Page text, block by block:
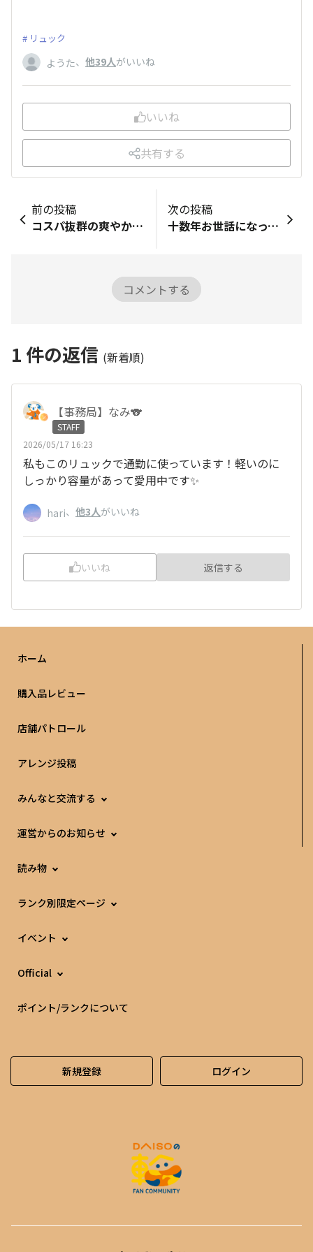
リュック
ようた、 他39人がいいね
いいね
共有する
前の投稿
​コスパ抜群の爽やかなヒノキ精油！​アロマオイルについて色々調べていたら、スタプロのヒノキ精油がとても良いと書いていらした方がいて、以来愛用中。我が家では、アロマストーンに垂らしたり、トイレットペーパーの芯に垂らしたりして使っています。購入品レビュー■「購入品レビュー」で…自分で記録をつける・シェアする！■商品の「バーコード」を撮影して、写真をアップロードしてね。バーコードがはっきり分かるように撮影してね📷■商品全体の写真を撮影してね！■この商品のおすすめ度は？5■購入した理由を教えて♪その他■この商品のおすすめポイントを教えて✍とにかくコスパがいい！税込550円はお買い得です！記録ありがとうございます♪ぜひ「DAISOの輪」の仲間にもシェアしてね！記録の振り返りシェアは下のボタンから！▼
次の投稿
十数年お世話になっている私の愛車（自転車のことですｗ）ですが、流石にこの年数が経つとあちこちガタが来ます。数か月前、真剣に新しい自転車を購入してしまうか、パーツを買いかえるか悩んだ末、サドル（純正品）とバッテリーを購入し、サドルを交換したらなんと快適なこと。元通りとは行きませんでしたが、快適さは戻りました。そんな愛車を長く使うため、普段から油差しや錆取りなどのメンテナンスも行っているのですが、今回DAISOで便利なアイテムを発見しました。それが「三面チェーンブラシ」です。このブラシは名前の通り、チェーンを三方向から同時に掃除できる構造になっておりチェーンに挟んで横に動かすだけで簡単に汚れを落とせます。反対側には刷毛状のブラシも付いていて電動部分など細かい場所の掃除にも便利でした。私はチェーンカバーを外す必要があるタイプなので少し手間はありますが、それでも以前よりかなり楽に掃除できるようになりました。難点を挙げるなら、掃除後のブラシ自体がかなり汚れることくらい。私はパッケージごと持ち歩いています。それでも、掃除と注油をした後の自転車は本当に快適で、「買ってよかった」と感じています。愛車を大切にメンテナンスしたい方は、ぜひDAISOの自転車コーナーをチェックしてみてください♪購入品レビュー■商品の「バーコード」を撮影して、写真をアップロードしてね。バーコードがはっきり分かるように撮影してね📷■商品全体の写真を撮影してね！■この商品のおすすめ度は？5■購入した理由を教えて♪SNSでバズっていて気になった！📱■この商品のおすすめポイントを教えて✍あなたの自転車メンテナンスを楽にしてくれる便利アイテムです。片方は三面にブラシがついているので、チェーンに合わせて横に動かすだけでチェーンがピカピカに。さらに片面は細めのブラシタイプ。手が届きにくい場所の泥汚れなども簡単に落としてくれます。記録ありがとうございます♪ぜひ「DAISOの輪」の仲間にもシェアしてね！記録の振り返りシェアは下のボタンから！▼
コメントする
1 件の返信 (新着順)
【事務局】なみ🐨
STAFF
2026/05/17 16:23
私もこのリュックで通勤に使っています！軽いのに
しっかり容量があって愛用中です✨
hari、 他3人がいいね
いいね 返信する
ホーム
購入品レビュー
店舗パトロール
アレンジ投稿
みんなと交流する
運営からのお知らせ
読み物
ランク別限定ページ
イベント
Official
ポイント/ランクについて
新規登録 ログイン